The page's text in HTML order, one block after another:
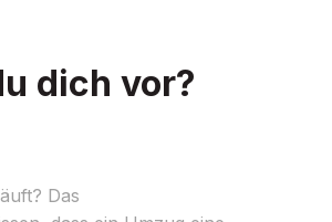
dich vor?
Das